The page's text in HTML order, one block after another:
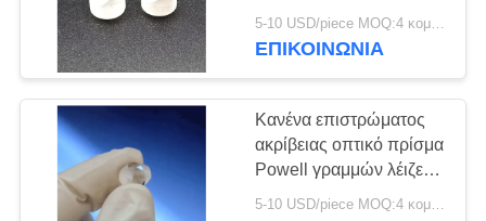
οπτικοί ανεμιστήρων 45
βαθμού εισαγμένη
5-10 USD/piece MOQ:4 κομμάτια
ΕΠΙΚΟΙΝΩΝΊΑ
Κανένα επιστρώματος
ακρίβειας οπτικό πρίσμα
Powell γραμμών λέιζερ
τμημάτων οπτικό
5-10 USD/piece MOQ:4 κομμάτια